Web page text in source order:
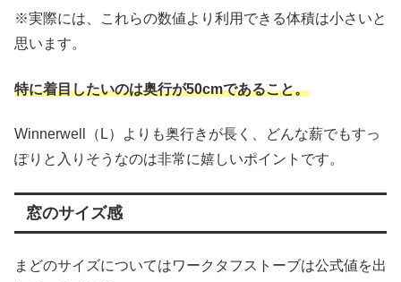
※実際には、これらの数値より利用できる体積は小さいと
思います。
特に着目したいのは奥行が50cmであること。
Winnerwell（L）よりも奥行きが長く、どんな薪でもすっ
ぽりと入りそうなのは非常に嬉しいポイントです。
窓のサイズ感
まどのサイズについてはワークタフストーブは公式値を出